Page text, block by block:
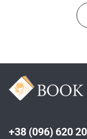
+38 (096) 620